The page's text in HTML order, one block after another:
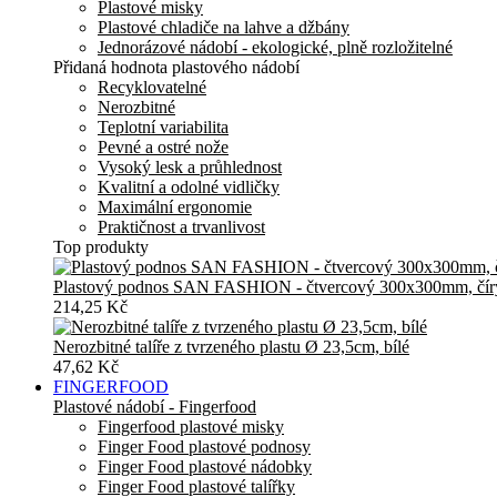
Plastové misky
Plastové chladiče na lahve a džbány
Jednorázové nádobí - ekologické, plně rozložitelné
Přidaná hodnota plastového nádobí
Recyklovatelné
Nerozbitné
Teplotní variabilita
Pevné a ostré nože
Vysoký lesk a průhlednost
Kvalitní a odolné vidličky
Maximální ergonomie
Praktičnost a trvanlivost
Top produkty
Plastový podnos SAN FASHION - čtvercový 300x300mm,
214,25 Kč
Nerozbitné talíře z tvrzeného plastu Ø 23,5cm, bílé
47,62 Kč
FINGERFOOD
Plastové nádobí - Fingerfood
Fingerfood plastové misky
Finger Food plastové podnosy
Finger Food plastové nádobky
Finger Food plastové talířky